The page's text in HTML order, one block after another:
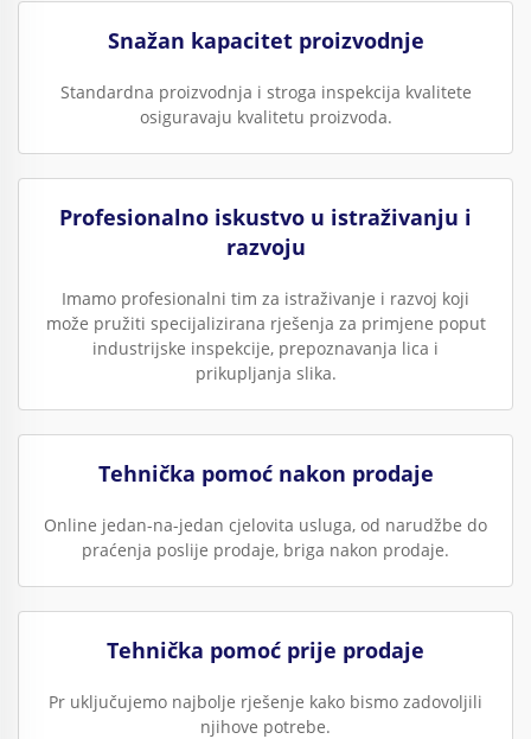
Snažan kapacitet proizvodnje
Standardna proizvodnja i stroga inspekcija kvalitete
osiguravaju kvalitetu proizvoda.
Profesionalno iskustvo u istraživanju i
razvoju
Imamo profesionalni tim za istraživanje i razvoj koji
može pružiti specijalizirana rješenja za primjene poput
industrijske inspekcije, prepoznavanja lica i
prikupljanja slika.
Tehnička pomoć nakon prodaje
Online jedan-na-jedan cjelovita usluga, od narudžbe do
praćenja poslije prodaje, briga nakon prodaje.
Tehnička pomoć prije prodaje
Pr uključujemo najbolje rješenje kako bismo zadovoljili
njihove potrebe.